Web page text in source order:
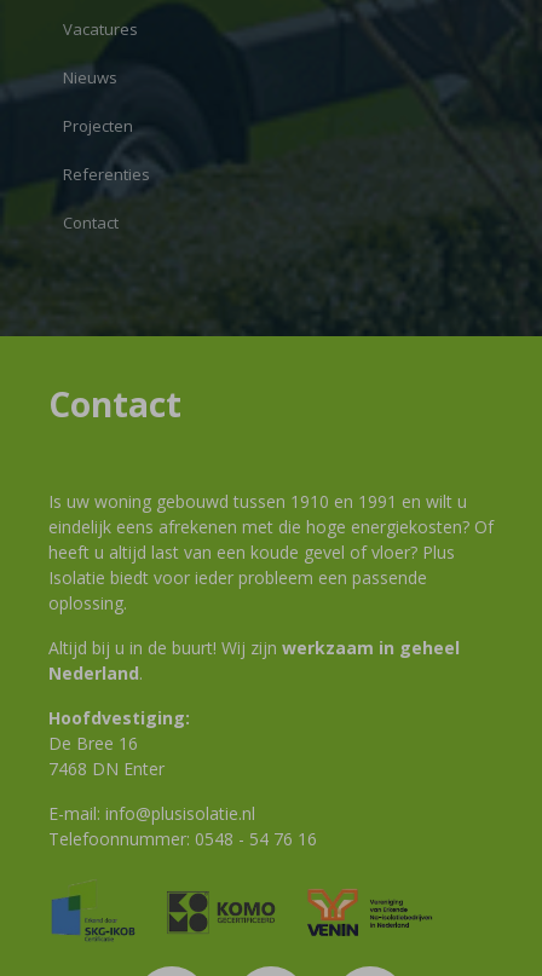
Vacatures
Nieuws
Projecten
Referenties
Contact
Contact
Is uw woning gebouwd tussen 1910 en 1991 en wilt u
eindelijk eens afrekenen met die hoge energiekosten? Of
heeft u altijd last van een koude gevel of vloer? Plus
Isolatie biedt voor ieder probleem een passende
oplossing.
Altijd bij u in de buurt! Wij zijn werkzaam in geheel
Nederland.
Hoofdvestiging:
De Bree 16
7468 DN Enter
E-mail: info@plusisolatie.nl
Telefoonnummer: 0548 - 54 76 16